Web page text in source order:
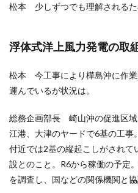
松本 少しずつでも理解されるた
浮体式洋上風力発電の取
松本 今工事により樺島沖に作
運んでいるが状況は。
総務企画部長 崎山沖の促進区
江港、大津のヤードで6基の工事
付近では2基の縦起こしがされて
設とのこと。R6から稼働の予定
を調査し、国などの関係機関と協